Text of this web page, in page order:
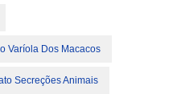
Varíola Dos Macacos
Secreções Animais